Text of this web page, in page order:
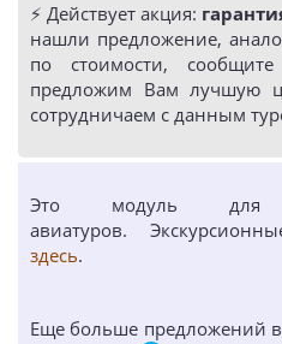
⚡️ Действует акция:
нашли предложение,
по стоимости,
предложим Вам лучшую
сотрудничаем с данным
Это модуль для
авиатуров.
здесь.
Еще больше предложений